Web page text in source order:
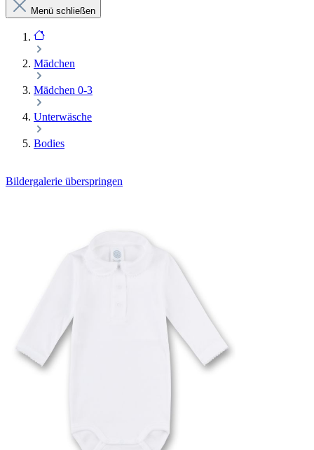
Menü schließen
Mädchen
Mädchen 0-3
Unterwäsche
Bodies
Bildergalerie überspringen